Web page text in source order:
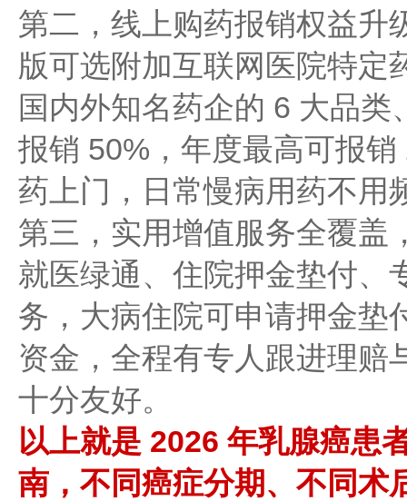
第二，线上购药报销权益升
版可选附加互联网医院特定
国内外知名药企的 6 大品
报销 50%，年度最高可报
药上门，日常慢病用药不用
第三，实用增值服务全覆盖
就医绿通、住院押金垫付、
务，大病住院可申请押金垫
资金，全程有专人跟进理赔
十分友好。
以上就是 2026 年乳腺癌患
南，不同癌症分期、不同术